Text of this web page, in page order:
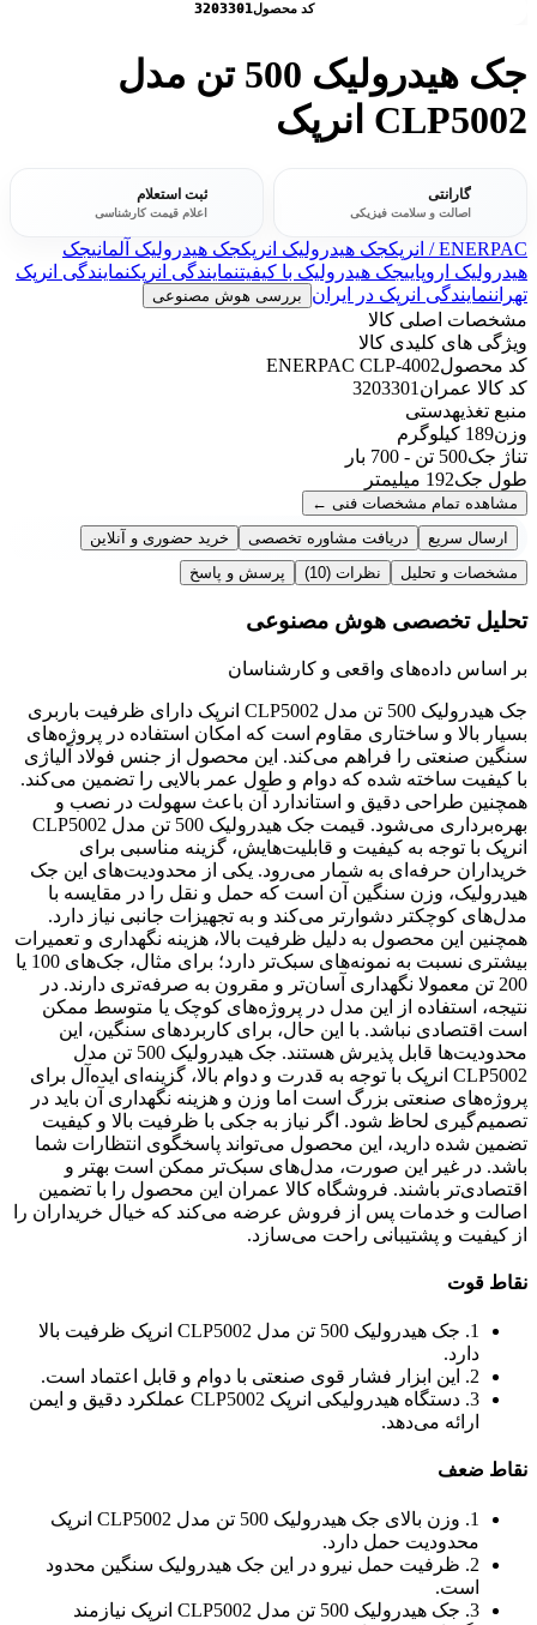
کد محصول3203301
جک هیدرولیک 500 تن مدل
CLP5002 انرپک
گارانتی
اصالت و سلامت فیزیکی
ثبت استعلام
اعلام قیمت کارشناسی
ENERPAC / انرپک جک هیدرولیک انرپکجک هیدرولیک آلمانیجک
هیدرولیک اروپاییجک هیدرولیک با کیفیتنمایندگی انرپکنمایندگی انرپک
تهراننمایندگی انرپک در ایران بررسی هوش مصنوعی
مشخصات اصلی کالا
ویژگی های کلیدی کالا
کد محصولENERPAC CLP-4002
کد کالا عمران 3203301
منبع تغذیهدستی
وزن189 کیلوگرم
تناژ جک500 تن - 700 بار
طول جک192 میلیمتر
مشاهده تمام مشخصات فنی ←
ارسال سریع
دریافت مشاوره تخصصی
خرید حضوری و آنلاین
مشخصات و تحلیل
نظرات (10) پرسش و پاسخ
تحلیل تخصصی هوش مصنوعی
بر اساس داده‌های واقعی و کارشناسان
جک هیدرولیک 500 تن مدل CLP5002 انرپک دارای ظرفیت باربری
بسیار بالا و ساختاری مقاوم است که امکان استفاده در پروژه‌های
سنگین صنعتی را فراهم می‌کند. این محصول از جنس فولاد آلیاژی
با کیفیت ساخته شده که دوام و طول عمر بالایی را تضمین می‌کند.
همچنین طراحی دقیق و استاندارد آن باعث سهولت در نصب و
بهره‌برداری می‌شود. قیمت جک هیدرولیک 500 تن مدل CLP5002
انرپک با توجه به کیفیت و قابلیت‌هایش، گزینه مناسبی برای
خریداران حرفه‌ای به شمار می‌رود. یکی از محدودیت‌های این جک
هیدرولیک، وزن سنگین آن است که حمل و نقل را در مقایسه با
مدل‌های کوچکتر دشوارتر می‌کند و به تجهیزات جانبی نیاز دارد.
همچنین این محصول به دلیل ظرفیت بالا، هزینه نگهداری و تعمیرات
بیشتری نسبت به نمونه‌های سبک‌تر دارد؛ برای مثال، جک‌های 100 یا
200 تن معمولا نگهداری آسان‌تر و مقرون به صرفه‌تری دارند. در
نتیجه، استفاده از این مدل در پروژه‌های کوچک یا متوسط ممکن
است اقتصادی نباشد. با این حال، برای کاربردهای سنگین، این
محدودیت‌ها قابل پذیرش هستند. جک هیدرولیک 500 تن مدل
CLP5002 انرپک با توجه به قدرت و دوام بالا، گزینه‌ای ایده‌آل برای
پروژه‌های صنعتی بزرگ است اما وزن و هزینه نگهداری آن باید در
تصمیم‌گیری لحاظ شود. اگر نیاز به جکی با ظرفیت بالا و کیفیت
تضمین شده دارید، این محصول می‌تواند پاسخگوی انتظارات شما
باشد. در غیر این صورت، مدل‌های سبک‌تر ممکن است بهتر و
اقتصادی‌تر باشند. فروشگاه کالا عمران این محصول را با تضمین
اصالت و خدمات پس از فروش عرضه می‌کند که خیال خریداران را
از کیفیت و پشتیبانی راحت می‌سازد.
نقاط قوت
1. جک هیدرولیک 500 تن مدل CLP5002 انرپک ظرفیت بالا
دارد.
2. این ابزار فشار قوی صنعتی با دوام و قابل اعتماد است.
3. دستگاه هیدرولیکی انرپک CLP5002 عملکرد دقیق و ایمن
ارائه می‌دهد.
نقاط ضعف
1. وزن بالای جک هیدرولیک 500 تن مدل CLP5002 انرپک
محدودیت حمل دارد.
2. ظرفیت حمل نیرو در این جک هیدرولیک سنگین محدود
است.
3. جک هیدرولیک 500 تن مدل CLP5002 انرپک نیازمند